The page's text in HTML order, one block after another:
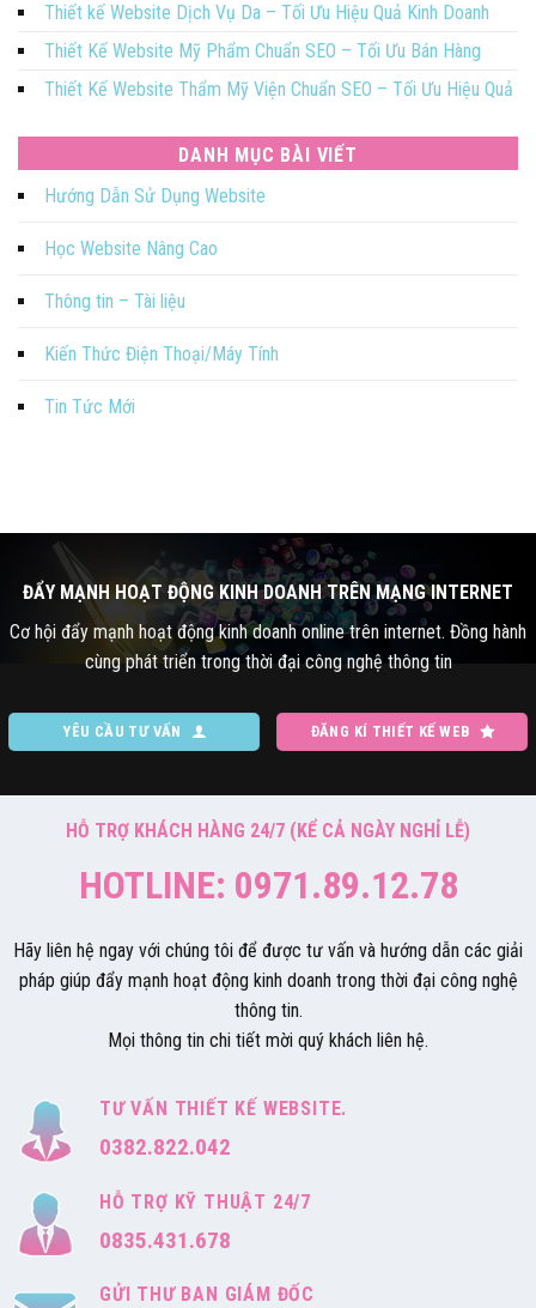
Thiết kế Website Dịch Vụ Da – Tối Ưu Hiệu Quả Kinh Doanh
Thiết Kế Website Mỹ Phẩm Chuẩn SEO – Tối Ưu Bán Hàng
Thiết Kế Website Thẩm Mỹ Viện Chuẩn SEO – Tối Ưu Hiệu Quả
DANH MỤC BÀI VIẾT
Hướng Dẫn Sử Dụng Website
Học Website Nâng Cao
Thông tin – Tài liệu
Kiến Thức Điện Thoại/Máy Tính
Tin Tức Mới
ĐẨY MẠNH HOẠT ĐỘNG KINH DOANH TRÊN MẠNG INTERNET
Cơ hội đẩy mạnh hoạt động kinh doanh online trên internet. Đồng hành
cùng phát triển trong thời đại công nghệ thông tin
YÊU CẦU TƯ VẤN ĐĂNG KÍ THIẾT KẾ WEB
HỖ TRỢ KHÁCH HÀNG 24/7 (KỂ CẢ NGÀY NGHỈ LỄ)
HOTLINE: 0971.89.12.78
Hãy liên hệ ngay với chúng tôi để được tư vấn và hướng dẫn các giải
pháp giúp đẩy mạnh hoạt động kinh doanh trong thời đại công nghệ
thông tin.
Mọi thông tin chi tiết mời quý khách liên hệ.
TƯ VẤN THIẾT KẾ WEBSITE.
0382.822.042
HỖ TRỢ KỸ THUẬT 24/7
0835.431.678
GỬI THƯ BAN GIÁM ĐỐC